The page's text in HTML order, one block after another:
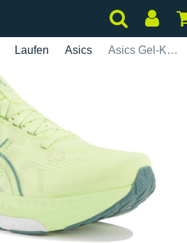
Laufen Asics Asics Gel-Kayano 33 Herren